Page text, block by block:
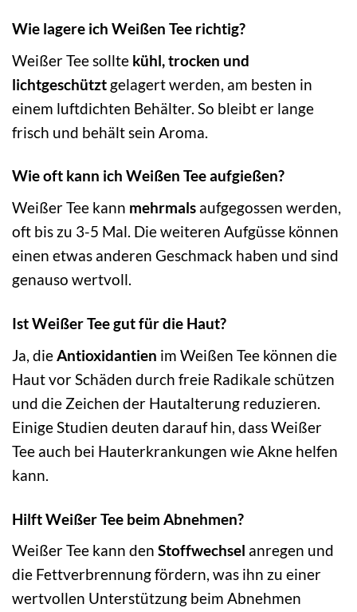
Wie lagere ich Weißen Tee richtig?
Weißer Tee sollte kühl, trocken und
lichtgeschützt gelagert werden, am besten in
einem luftdichten Behälter. So bleibt er lange
frisch und behält sein Aroma.
Wie oft kann ich Weißen Tee aufgießen?
Weißer Tee kann mehrmals aufgegossen werden,
oft bis zu 3-5 Mal. Die weiteren Aufgüsse können
einen etwas anderen Geschmack haben und sind
genauso wertvoll.
Ist Weißer Tee gut für die Haut?
Ja, dieAntioxidantien im Weißen Tee können die
Haut vor Schäden durch freie Radikale schützen
und die Zeichen der Hautalterung reduzieren.
Einige Studien deuten darauf hin, dass Weißer
Tee auch bei Hauterkrankungen wie Akne helfen
kann.
Hilft Weißer Tee beim Abnehmen?
Weißer Tee kann den Stoffwechsel anregen und
die Fettverbrennung fördern, was ihn zu einer
wertvollen Unterstützung beim Abnehmen